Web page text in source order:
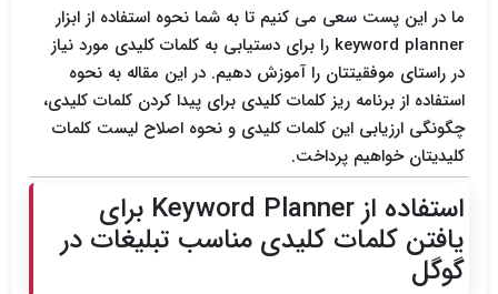
ما در این پست سعی می کنیم تا به شما نحوه استفاده از ابزار
keyword planner را برای دستیابی به کلمات کلیدی مورد نیاز
در راستای موفقیتتان را آموزش دهیم. در این مقاله به نحوه
استفاده از برنامه ریز کلمات کلیدی برای پیدا کردن کلمات کلیدی،
چگونگی ارزیابی این کلمات کلیدی و نحوه اصلاح لیست کلمات
کلیدیتان خواهیم پرداخت.
استفاده از Keyword Planner برای
یافتن کلمات کلیدی مناسب تبلیغات در
گوگل